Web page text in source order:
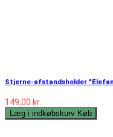
Stjerne-afstandsholder
149,00 kr.
Læg i indkøbskurv Køb